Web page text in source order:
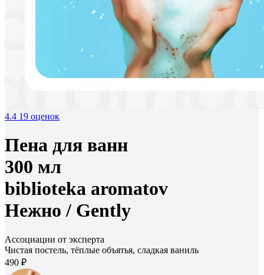
4.4 19 оценок
Пена для ванн
300 мл
biblioteka aromatov
Нежно / Gently
Ассоциации от эксперта
Чистая постель, тёплые объятья, сладкая ваниль
490 ₽